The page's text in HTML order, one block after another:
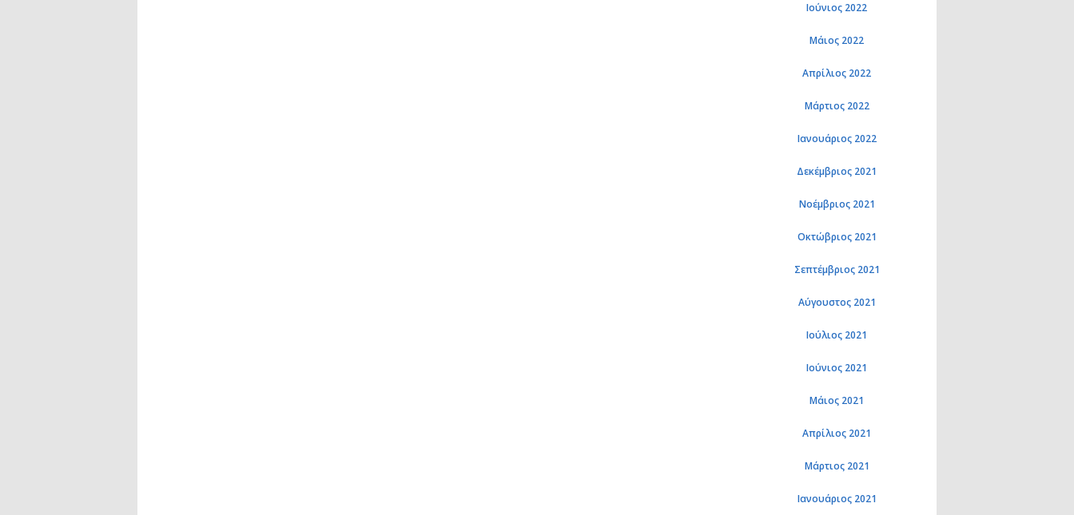
Ιούνιος 2022
Μάιος 2022
Απρίλιος 2022
Μάρτιος 2022
Ιανουάριος 2022
Δεκέμβριος 2021
Νοέμβριος 2021
Οκτώβριος 2021
Σεπτέμβριος 2021
Αύγουστος 2021
Ιούλιος 2021
Ιούνιος 2021
Μάιος 2021
Απρίλιος 2021
Μάρτιος 2021
Ιανουάριος 2021